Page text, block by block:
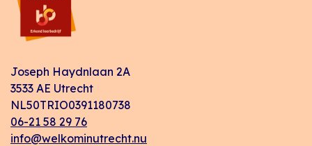
Joseph Haydnlaan 2A
3533 AE Utrecht
NL50TRIO0391180738
06-21 58 29 76
info@welkominutrecht.nu